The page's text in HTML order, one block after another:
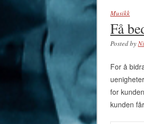
Musikk
Få
Posted by
For å
for
kunden